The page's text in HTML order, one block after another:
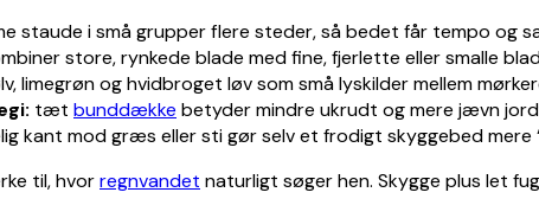
staude i små grupper flere steder, så bedet får tempo og
store, rynkede blade med fine, fjerlette eller smalle
limegrøn og hvidbroget løv som små lyskilder mellem
tæt bunddække betyder mindre ukrudt og mere jævn
kant mod græs eller sti gør selv et frodigt skyggebed mere
til, hvorregnvandet naturligt søger hen. Skygge plus let